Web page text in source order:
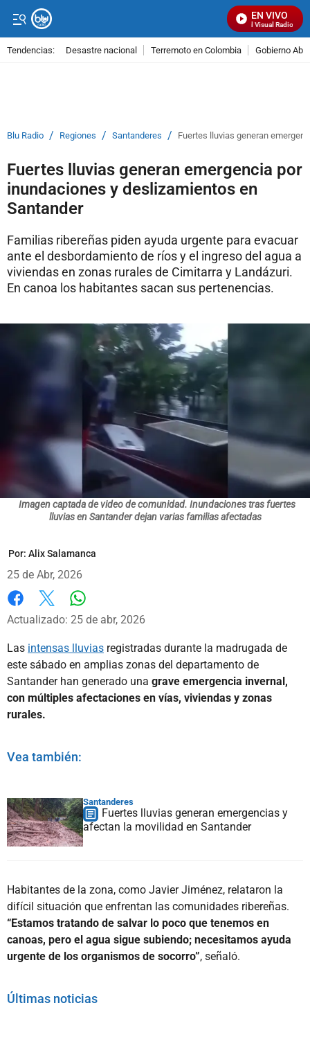
EN VIVO
Señal Visual Radio
Tendencias: Desastre nacional Terremoto en Colombia Gobierno
Blu Radio / Regiones / Santanderes / Fuertes lluvias generan
Fuertes lluvias generan emergencia por
inundaciones y deslizamientos en
Santander
Familias ribereñas piden ayuda urgente para evacuar
ante el desbordamiento de ríos y el ingreso del agua a
viviendas en zonas rurales de Cimitarra y Landázuri.
En canoa los habitantes sacan sus pertenencias.
Imagen captada de video de comunidad. Inundaciones tras fuertes
lluvias en Santander dejan varias familias afectadas
Por: Alix Salamanca
25 de Abr, 2026
Facebook
X
Actualizado: 25 de abr, 2026
Las intensas lluvias registradas durante la madrugada de
este sábado en amplias zonas del departamento de
Santander han generado una grave emergencia invernal,
con múltiples afectaciones en vías, viviendas y zonas
rurales.
Vea también:
Santanderes
Fuertes lluvias generan emergencias y
afectan la movilidad en Santander
Habitantes de la zona, como Javier Jiménez, relataron la
difícil situación que enfrentan las comunidades ribereñas.
“Estamos tratando de salvar lo poco que tenemos en
canoas, pero el agua sigue subiendo; necesitamos ayuda
urgente de los organismos de socorro”, señaló.
Últimas noticias